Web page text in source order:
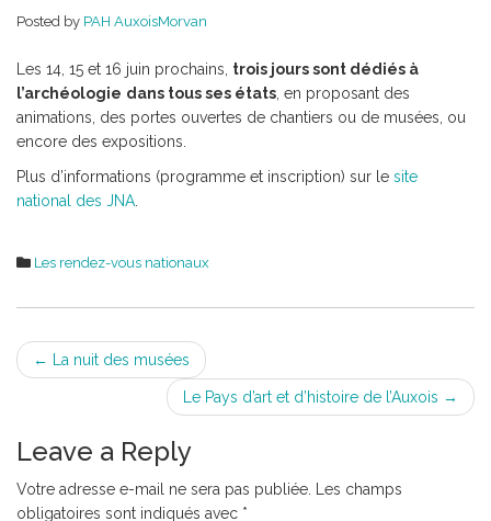
Posted by PAH AuxoisMorvan
Les 14, 15 et 16 juin prochains, trois jours sont dédiés à
l’archéologie dans tous ses états , en proposant des
animations, des portes ouvertes de chantiers ou de musées, ou
encore des expositions.
Plus d’informations (programme et inscription) sur le site
national des JNA
Les rendez-vous nationaux
Post
navigation
← La nuit des musées
Le Pays d’art et d’histoire de l’Auxois →
Leave a Reply
Votre adresse e-mail ne sera pas publiée.
Les champs
obligatoires sont indiqués avec *